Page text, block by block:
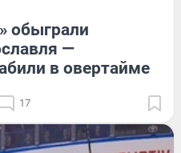
обыграли
—
в овертайме
17